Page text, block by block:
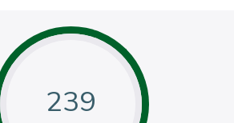
239